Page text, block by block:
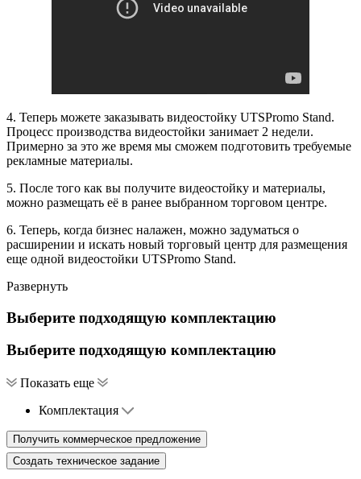
4. Теперь можете заказывать видеостойку UTSPromo Stand.
Процесс производства видеостойки занимает 2 недели.
Примерно за это же время мы сможем подготовить требуемые
рекламные материалы.
5. После того как вы получите видеостойку и материалы,
можно размещать её в ранее выбранном торговом центре.
6. Теперь, когда бизнес налажен, можно задуматься о
расширении и искать новый торговый центр для размещения
еще одной видеостойки UTSPromo Stand.
Развернуть
Выберите подходящую комплектацию
Выберите подходящую комплектацию
Показать еще
Комплектация